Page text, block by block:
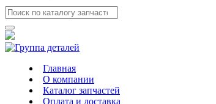
Главная
О компании
Каталог запчастей
Оплата и доставка